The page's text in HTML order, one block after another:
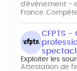
d'évènement -
France
CFPTS
Exploiter les
Attestation de